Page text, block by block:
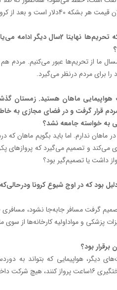
قیمت هر بشکه 60دلار می‌شود و این یعنی مردم سود می‌کنند.
شما اشاره کردید که
ما از تحریم‌ها عبور می‌کنیم.
برای مردم درنظر می‌گیرد.
ماهان هستید. زمستان
قرار گرفت و در فضای مجازی به
به خواسته جامعه نشد؟
ماهان ندارم. اما باید بگویم ماهان
می‌کند و تصمیم می‌گیرد که پرواز‌های
داشت یا تصمیم‌گیر بود؟
بود که در اوج شیوع کرونا
گرفت مسافر جابه‌جا نشود، مسافری
پزشکی و مواداولیه کارخانه‌ها از
برقرار بود؟
دیگر، هواپیمایی که بتواند به
این امکان راندارد.